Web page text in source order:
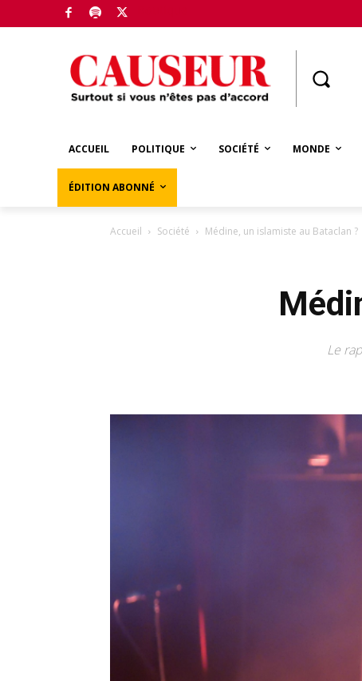
ACCUEIL POLITIQUE SOCIÉTÉ MONDE
ÉDITION ABONNÉ
Accueil Société Médine, un islamiste au Bataclan ?
Le